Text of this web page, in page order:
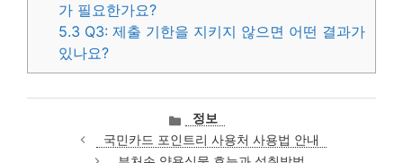
가 필요한가요?
5.3 Q3: 제출 기한을 지키지 않으면 어떤 결과가
있나요?
카
테
고
정보
국민카드 포인트리 사용처 사용법 안내